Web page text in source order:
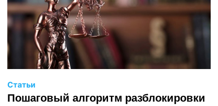
Статьи
Пошаговый алгоритм разблокировки